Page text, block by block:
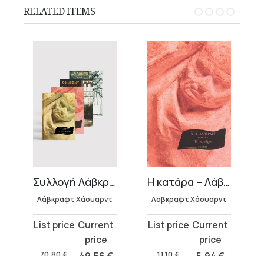
RELATED ITEMS
Συλλογή Λάβκραφτ
Λάβκραφτ Χάουαρντ
Original
Current
Η κατάρα – Λάβκραφτ Χάουαρντ
Λάβκραφτ Χάουαρντ
Original
Current